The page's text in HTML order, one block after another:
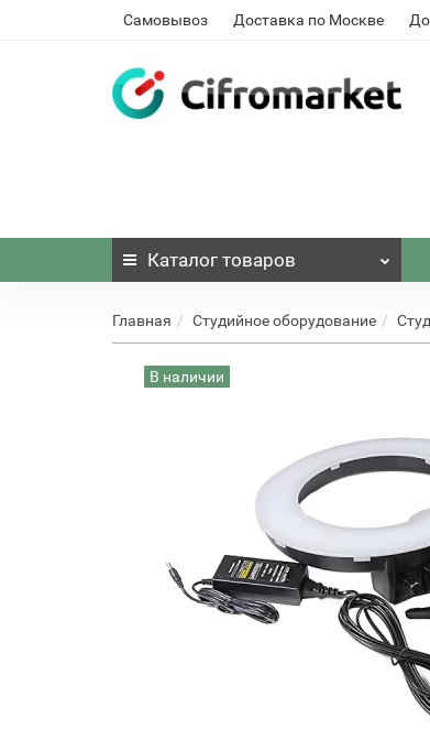
Самовывоз Доставка по Москве
Каталог товаров
Главная Студийное оборудование
В наличии